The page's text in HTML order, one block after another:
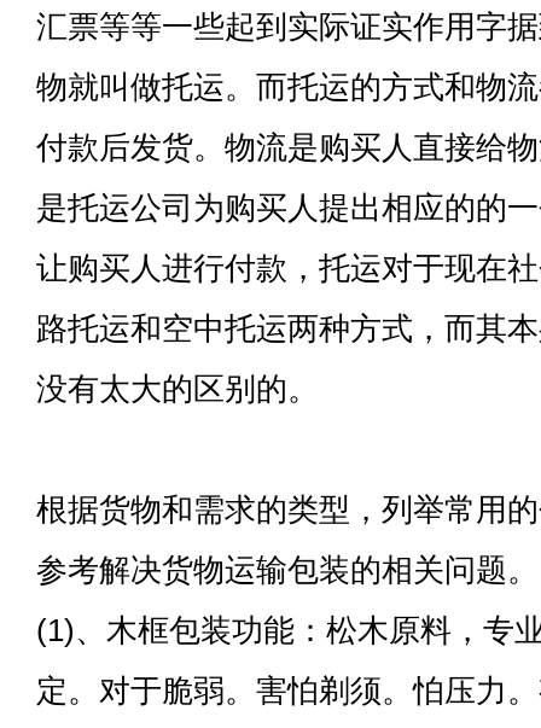
汇票等等一些起到实际证实作用字
物就叫做托运。而托运的方式和物
付款后发货。物流是购买人直接给
是托运公司为购买人提出相应的的
让购买人进行付款，托运对于现在
路托运和空中托运两种方式，而其
没有太大的区别的。
根据货物和需求的类型，列举常用
参考解决货物运输包装的相关问题。
(1)、木框包装功能：松木原料，专
定。对于脆弱。害怕剃须。怕压力